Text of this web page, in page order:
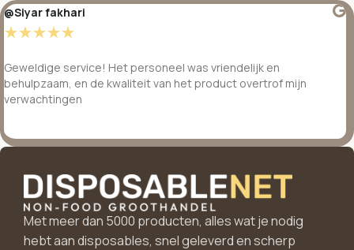
@Siyar fakhari
☆☆☆☆☆
Geweldige service! Het personeel was vriendelijk en
behulpzaam, en de kwaliteit van het product overtrof mijn
verwachtingen
Met meer dan 5000 producten, alles wat je nodig
hebt aan disposables, snel geleverd en scherp